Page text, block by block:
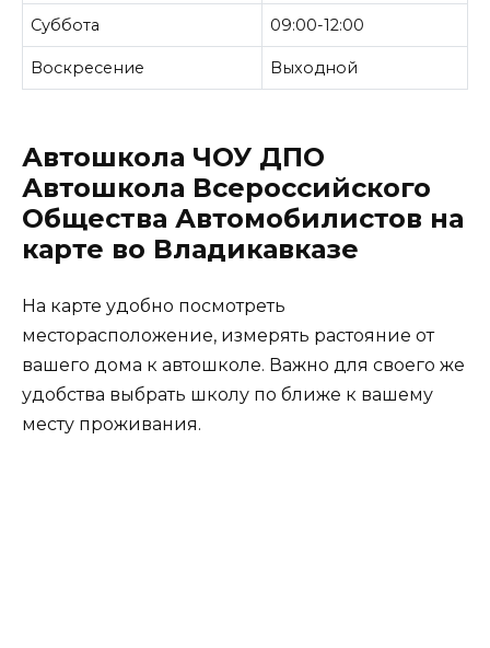
Суббота 09:00-12:00
Воскресение Выходной
Автошкола ЧОУ ДПО
Автошкола Всероссийского
Общества Автомобилистов на
карте во Владикавказе
На карте удобно посмотреть
месторасположение, измерять растояние от
вашего дома к автошколе. Важно для своего же
удобства выбрать школу по ближе к вашему
месту проживания.